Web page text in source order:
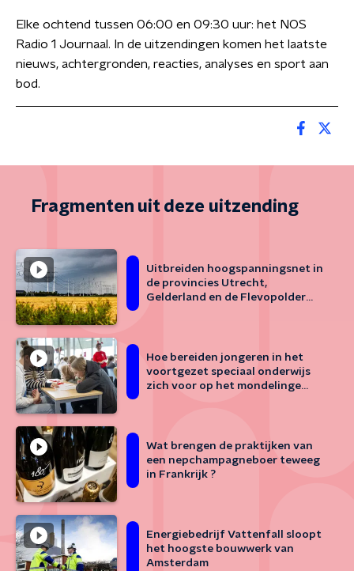
Elke ochtend tussen 06:00 en 09:30 uur: het NOS
Radio 1 Journaal. In de uitzendingen komen het laatste
nieuws, achtergronden, reacties, analyses en sport aan
bod.
Fragmenten uit deze uitzending
Uitbreiden hoogspanningsnet in
de provincies Utrecht,
Gelderland en de Flevopolder
Hoe bereiden jongeren in het
voortgezet speciaal onderwijs
zich voor op het mondelinge
Wat brengen de praktijken van
een nepchampagneboer teweeg
in Frankrijk ?
Energiebedrijf Vattenfall sloopt
het hoogste bouwwerk van
Amsterdam